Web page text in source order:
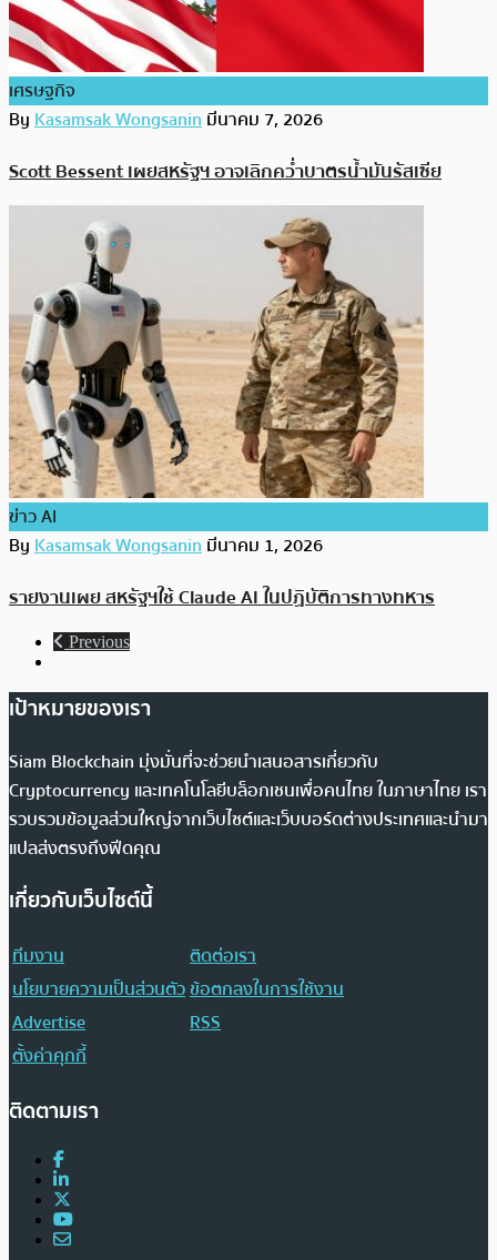
เศรษฐกิจ
ByKasamsak Wongsaninมีนาคม 7, 2026
Scott Bessent เผยสหรัฐฯ อาจเลิกคว่ำบาตรน้ำมันรัสเซีย
ข่าว AI
ByKasamsak Wongsaninมีนาคม 1, 2026
รายงานเผย สหรัฐฯใช้ Claude AI ในปฏิบัติการทางทหาร
Previous
เป้าหมายของเรา
Siam Blockchain มุ่งมั่นที่จะช่วยนำเสนอสารเกี่ยวกับ
Cryptocurrency และเทคโนโลยีบล็อกเชนเพื่อคนไทย ในภาษาไทย เรา
รวบรวมข้อมูลส่วนใหญ่จากเว็บไซต์และเว็บบอร์ดต่างประเทศและนำมา
แปลส่งตรงถึงฟีดคุณ
เกี่ยวกับเว็บไซต์นี้
ทีมงาน
ติดต่อเรา
นโยบายความเป็นส่วนตัวข้อตกลงในการใช้งาน
Advertise
RSS
ตั้งค่าคุกกี้
ติดตามเรา